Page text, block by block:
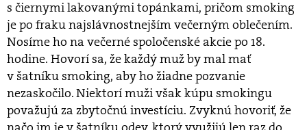
s čiernymi lakovanými topánkami, pričom smoking
je po fraku najslávnostnejším večerným oblečením.
Nosíme ho na večerné spoločenské akcie po 18.
hodine. Hovorí sa, že každý muž by mal mať
v šatníku smoking, aby ho žiadne pozvanie
nezaskočilo. Niektorí muži však kúpu smokingu
považujú za zbytočnú investíciu. Zvyknú hovoriť, že